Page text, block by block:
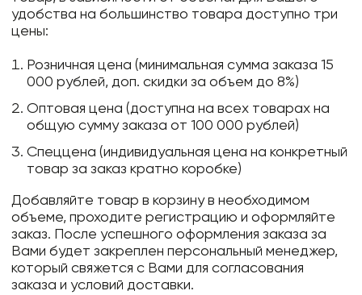
удобства на большинство товара доступно три
цены:
Розничная цена (минимальная сумма заказа 15
000 рублей, доп. скидки за объем до 8%)
Оптовая цена (доступна на всех товарах на
общую сумму заказа от 100 000 рублей)
Спеццена (индивидуальная цена на конкретный
товар за заказ кратно коробке)
Добавляйте товар в корзину в необходимом
объеме, проходите регистрацию и оформляйте
заказ. После успешного оформления заказа за
Вами будет закреплен персональный менеджер,
который свяжется с Вами для согласования
заказа и условий доставки.